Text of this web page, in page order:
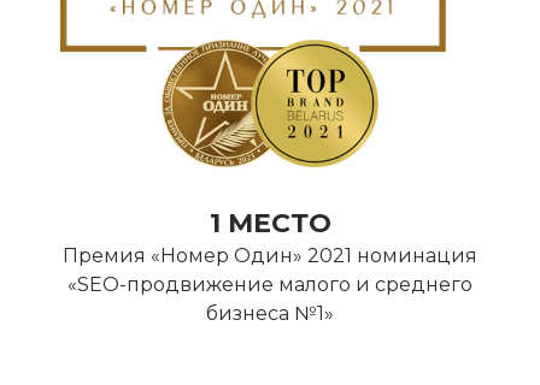
1 МЕСТО
Премия «Номер Один» 2021 номинация
«SEO-продвижение малого и среднего
бизнеса №1»